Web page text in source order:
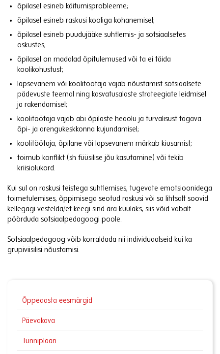
Õppeaasta eesmärgid
Päevakava
Tunniplaan
õpilasel esineb käitumisprobleeme;
õpilasel esineb raskusi kooliga kohanemisel;
õpilasel esineb puudujääke suhtlemis- ja sotsiaalsetes
oskustes;
õpilasel on madalad õpitulemused või ta ei täida
koolikohustust;
lapsevanem või koolitöötaja vajab nõustamist sotsiaalsete
pädevuste teemal ning kasvatusalaste strateegiate leidmisel
ja rakendamisel;
koolitöötaja vajab abi õpilaste heaolu ja turvalisust tagava
õpi- ja arengukeskkonna kujundamisel;
koolitöötaja, õpilane või lapsevanem märkab kiusamist;
toimub konflikt (sh füüsilise jõu kasutamine) või tekib
kriisiolukord.
Kui sul on raskusi teistega suhtlemises, tugevate emotsioonidega
toimetulemises, õppimisega seotud raskusi või sa lihtsalt soovid
kellegagi vestelda/et keegi sind ära kuulaks, siis võid vabalt
pöörduda sotsiaalpedagoogi poole.
Sotsiaalpedagoog võib korraldada nii individuaalseid kui ka
grupiviisilisi nõustamisi.